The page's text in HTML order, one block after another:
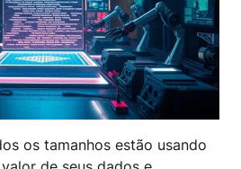
os tamanhos estão usando